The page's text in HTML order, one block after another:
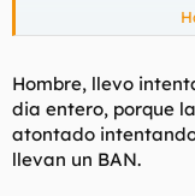
Vamos, que molaría
Hombre, llevo
dia entero, porque
atontado
llevan un BAN.